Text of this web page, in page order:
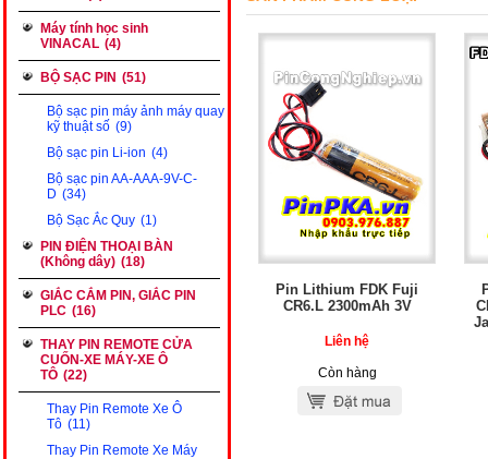
Máy tính học sinh
VINACAL (4)
BỘ SẠC PIN (51)
Bộ sạc pin máy ảnh máy quay
kỹ thuật số (9)
Bộ sạc pin Li-ion (4)
Bộ sạc pin AA-AAA-9V-C-
D (34)
Bộ Sạc Ắc Quy (1)
PIN ĐIỆN THOẠI BÀN
(Không dây) (18)
GIẮC CẮM PIN, GIẮC PIN
PLC (16)
THAY PIN REMOTE CỬA
CUỐN-XE MÁY-XE Ô
TÔ (22)
Thay Pin Remote Xe Ô
Tô (11)
Thay Pin Remote Xe Máy
Pin Lithium FDK Fuji
CR6.L 2300mAh 3V
Liên hệ
Còn hàng